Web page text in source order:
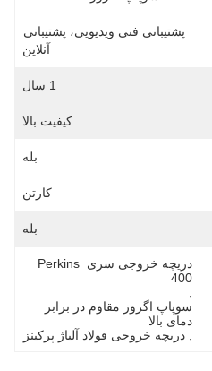
آنلاین
1 سال
کیفیت بالا
بله
کارتن
بله
دریچه خروجی سری Perkins
400
دمای بالا
دریچه خروجی فولاد آلیاژ پرکینز